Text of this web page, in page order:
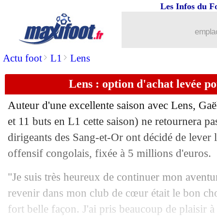
Actu foot> L1 > Lens
Les Infos du
Lens : option d'achat levée
Auteur d'une excellente saison avec Lens,
et 11 buts en L1 cette saison) ne retournera
dirigeants des Sang-et-Or ont décidé de
offensif congolais, fixée à 5 millions d'euros.
"Je suis très heureux de continuer mon
revenir dans mon club de cœur était le bon
fort belle façon. J'ai pris beaucoup de plaisir
Bordeaux : Ben Arfa vers la sortie
26/05 Real: Zidane sur le départ, Kroos
26/05 Pays-Bas: la liste des 26 avec Depay
26/05 Barça : deux ans de plus pour Messi ?
26/05 Juve : Paratici s'en va (officiel)
26/05 Real : Alaba est à Madrid !
Real : Bale vers la retraite ?